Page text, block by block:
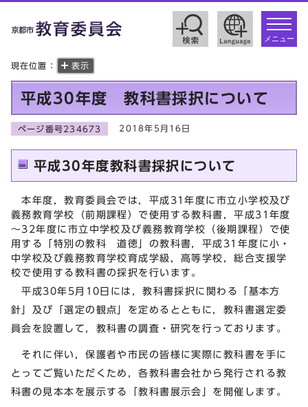
toggle
メニュー
現在位置： 表示
平成30年度 教科書採択について
ページ番号234673 2018年5月16日
平成30年度教科書採択について
本年度，教育委員会では，平成31年度に市立小学校及び
義務教育学校（前期課程）で使用する教科書，平成31年度
～32年度に市立中学校及び義務教育学校（後期課程）で使
用する「特別の教科 道徳」の教科書，平成31年度に小・
中学校及び義務教育学校育成学級，高等学校，総合支援学
校で使用する教科書の採択を行います。
平成30年5月10日には，教科書採択に関わる「基本方
針」及び「選定の観点」を定めるとともに，教科書選定委
員会を設置して，教科書の調査・研究を行っております。
それに伴い，保護者や市民の皆様に実際に教科書を手に
とってご覧いただくため，各教科書会社から発行される教
科書の見本本を展示する「教科書展示会」を開催します。